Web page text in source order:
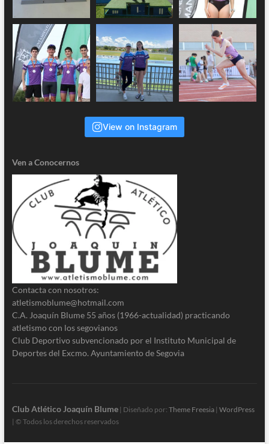
View on Instagram
Ven a Conocernos
Contacta con nosotros:
atletismoblume@hotmail.com
C.A. Joaquín Blume 55 años (1966-actualidad) practicando
atletismo con los segovianos
Club Deportivo subvencionado por el Instituto Municipal de
Deportes del Excmo. Ayuntamiento de Segovia
Club Atlético Joaquín Blume| Diseñado por: Theme Freesia| WordPress
| © Todos los derechos reservados